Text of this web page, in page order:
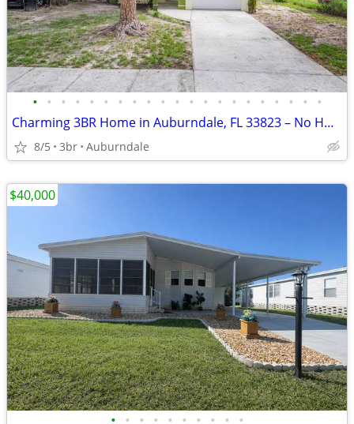
• • • • • • • • • • • • • • • • • • • • •
Charming 3BR Home in Auburndale, FL 33823 – No HOA – $245,000
8/5 3br Auburndale
• • • • • • • • • •
$40,000